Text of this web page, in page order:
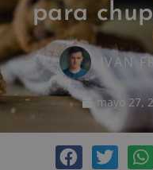
para
IVAN
mayo 27,